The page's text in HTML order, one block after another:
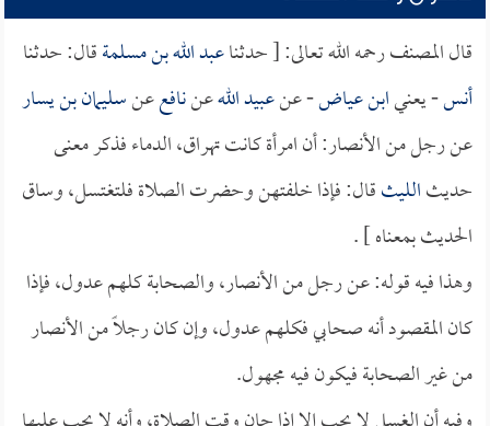
قال المصنف رحمه الله تعالى: [ حدثناعبد الله بن مسلمةقال: حدثنا
أنس- يعنيابن عياض- عنعبيد اللهعننافععنسليمان بن يسار
عن رجل من الأنصار: أن امرأة كانت تهراق، الدماء فذكر معنى
حديثالليثقال: فإذا خلفتهن وحضرت الصلاة فلتغتسل، وساق
الحديث بمعناه ] .
وهذا فيه قوله: عن رجل من الأنصار، والصحابة كلهم عدول، فإذا
كان المقصود أنه صحابي فكلهم عدول، وإن كان رجلاً من الأنصار
من غير الصحابة فيكون فيه مجهول.